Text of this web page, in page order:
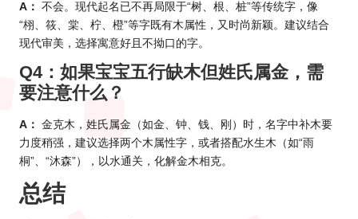
A： 不会。现代起名已不再局限于“树、根、桩”等传统字，像
“栩、筱、棠、柠、橙”等字既有木属性，又时尚新颖。建议结合
现代审美，选择寓意好且不拗口的字。
Q4：如果宝宝五行缺木但姓氏属金，需
要注意什么？
A： 金克木，姓氏属金（如金、钟、钱、刚）时，名字中补木要
力度稍强，建议选择两个木属性字，或者搭配水生木（如“雨
桐”、“沐森”），以水通关，化解金木相克。
总结